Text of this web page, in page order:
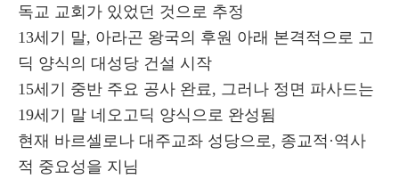
독교 교회가 있었던 것으로 추정
13세기 말, 아라곤 왕국의 후원 아래 본격적으로 고
딕 양식의 대성당 건설 시작
15세기 중반 주요 공사 완료, 그러나 정면 파사드는
19세기 말 네오고딕 양식으로 완성됨
현재 바르셀로나 대주교좌 성당으로, 종교적·역사
적 중요성을 지님